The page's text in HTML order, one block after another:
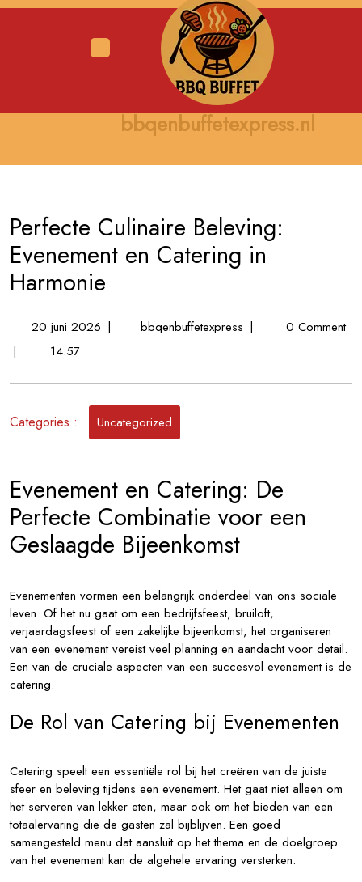
Skip
bbqenbuffetexpress.nl
Perfecte Culinaire Beleving:
Evenement en Catering in
Harmonie
20 juni 202620| bbqenbuffetexpressPerfecte
Evenement
|
0 Comment
|
14:57
Categories : Uncategorized
Evenement en Catering: De
Perfecte Combinatie voor een
Geslaagde Bijeenkomst
Evenementen vormen een belangrijk onderdeel van ons sociale
leven. Of het nu gaat om een bedrijfsfeest, bruiloft,
verjaardagsfeest of een zakelijke bijeenkomst, het organiseren
van een evenement vereist veel planning en aandacht voor detail.
Een van de cruciale aspecten van een succesvol evenement is de
catering.
De Rol van Catering bij Evenementen
Catering speelt een essentiële rol bij het creëren van de juiste
sfeer en beleving tijdens een evenement. Het gaat niet alleen om
het serveren van lekker eten, maar ook om het bieden van een
totaalervaring die de gasten zal bijblijven. Een goed
samengesteld menu dat aansluit op het thema en de doelgroep
van het evenement kan de algehele ervaring versterken.